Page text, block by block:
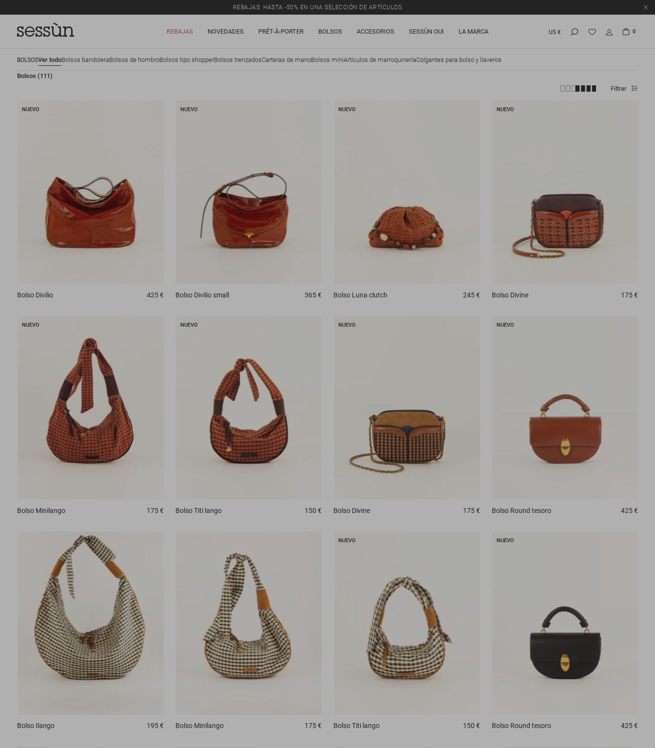
REBAJAS: HASTA -50% EN UNA SELECCIÓN DE ARTÍCULOS.
REBAJAS NOVEDADES PRÊT-À-PORTER BOLSOS ACCESORIOS SESSÙN OUI LA MARCA US € 0
BOLSOSVer todoBolsos bandoleraBolsos de hombroBolsos tipo shopperBolsos trenzadosCarteras de manoBolsos miniArtículos de marroquineríaColgantes para bolso y llaveros
Bolsos (111)
Filtrar
NUEVO
Bolso Divilio 425 €
NUEVO
Bolso Divilio small 365 €
NUEVO
Bolso Luna clutch 245 €
NUEVO
Bolso Divine 175 €
NUEVO
Bolso Minilango 175 €
NUEVO
Bolso Titi lango 150 €
NUEVO
Bolso Divine 175 €
NUEVO
Bolso Round tesoro 425 €
Bolso Ilango 195 € Bolso Minilango 175 €
NUEVO
BolsoTiti lango 150 €
NUEVO
Bolso Round tesoro 425 €